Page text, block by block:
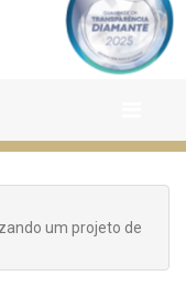
um projeto de